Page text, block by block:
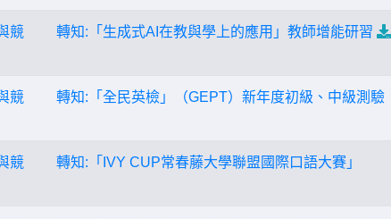
競
轉知:「生成式AI在教與學上的應用」教師增能研習
競
轉知:「全民英檢」（GEPT）新年度初級、中級測驗
競
轉知:「IVY CUP常春藤大學聯盟國際口語大賽」